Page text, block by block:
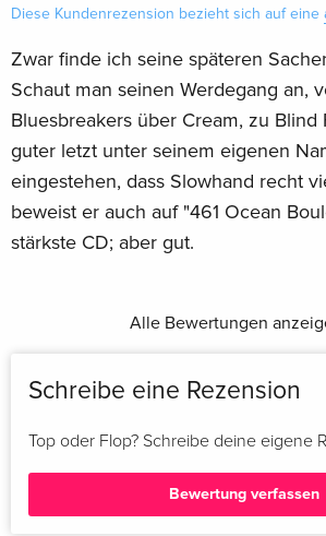
Diese Kundenrezension bezieht sich auf eine
Zwar finde ich seine späteren
Schaut man seinen Werdegang an,
Bluesbreakers über Cream, zu Blind
guter letzt unter seinem eigenen
eingestehen, dass Slowhand recht
beweist er auch auf "461 Ocean
stärkste CD; aber gut.
Alle Bewertungen
Schreibe eine Rezension
Top oder Flop? Schreibe deine eigene
Bewertung verfassen